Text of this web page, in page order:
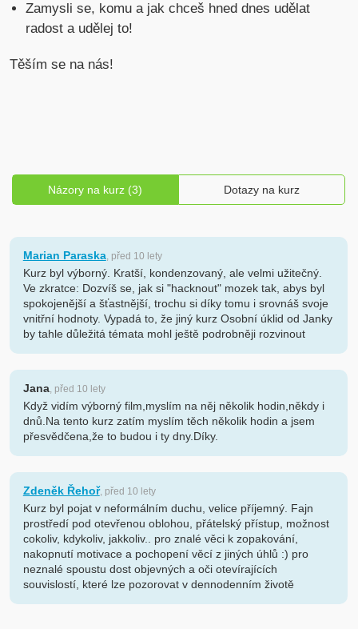
Zamysli se, komu a jak chceš hned dnes udělat
radost a udělej to!
Těším se na nás!
Názory na kurz (3) Dotazy na kurz
Marian Paraska, před 10 lety
Kurz byl výborný. Kratší, kondenzovaný, ale velmi užitečný.
Ve zkratce: Dozvíš se, jak si "hacknout" mozek tak, abys byl
spokojenější a šťastnější, trochu si díky tomu i srovnáš svoje
vnitřní hodnoty. Vypadá to, že jiný kurz Osobní úklid od Janky
by tahle důležitá témata mohl ještě podrobněji rozvinout
Jana, před 10 lety
Když vidím výborný film,myslím na něj několik hodin,někdy i
dnů.Na tento kurz zatím myslím těch několik hodin a jsem
přesvědčena,že to budou i ty dny.Díky.
Zdeněk Řehoř, před 10 lety
Kurz byl pojat v neformálním duchu, velice příjemný. Fajn
prostředí pod otevřenou oblohou, přátelský přístup, možnost
cokoliv, kdykoliv, jakkoliv.. pro znalé věci k zopakování,
nakopnutí motivace a pochopení věcí z jiných úhlů :) pro
neznalé spoustu dost objevných a oči otevírajících
souvislostí, které lze pozorovat v dennodenním životě